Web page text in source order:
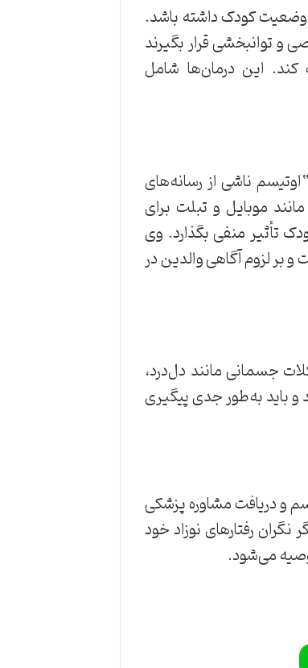
کودک داشته باشد.
و توانبخشی قرار بگیرند
این درمان‌ها شامل
ناشی از رسانه‌های
موبایل و تبلت برای
تأثیر منفی بگذارد. وی
بر لزوم آگاهی والدین در
جسمانی مانند دل‌درد،
و باید به‌طور جدی پیگیری
و دریافت مشاوره پزشکی
رفتارهای نوزاد خود
می‌شود.